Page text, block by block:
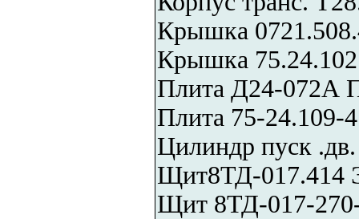
Крышка
Крышка
Плита Д24-072А
Плита 75-24.109-
Цилиндр пуск
Щит8ТД-017.414
Щит 8ТД-017-